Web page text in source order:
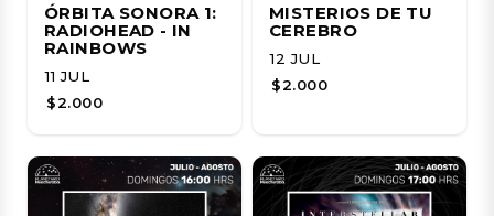
ÓRBITA SONORA 1:
RADIOHEAD - IN
RAINBOWS
11 JUL
$2.000
MISTERIOS DE TU
CEREBRO
12 JUL
$2.000